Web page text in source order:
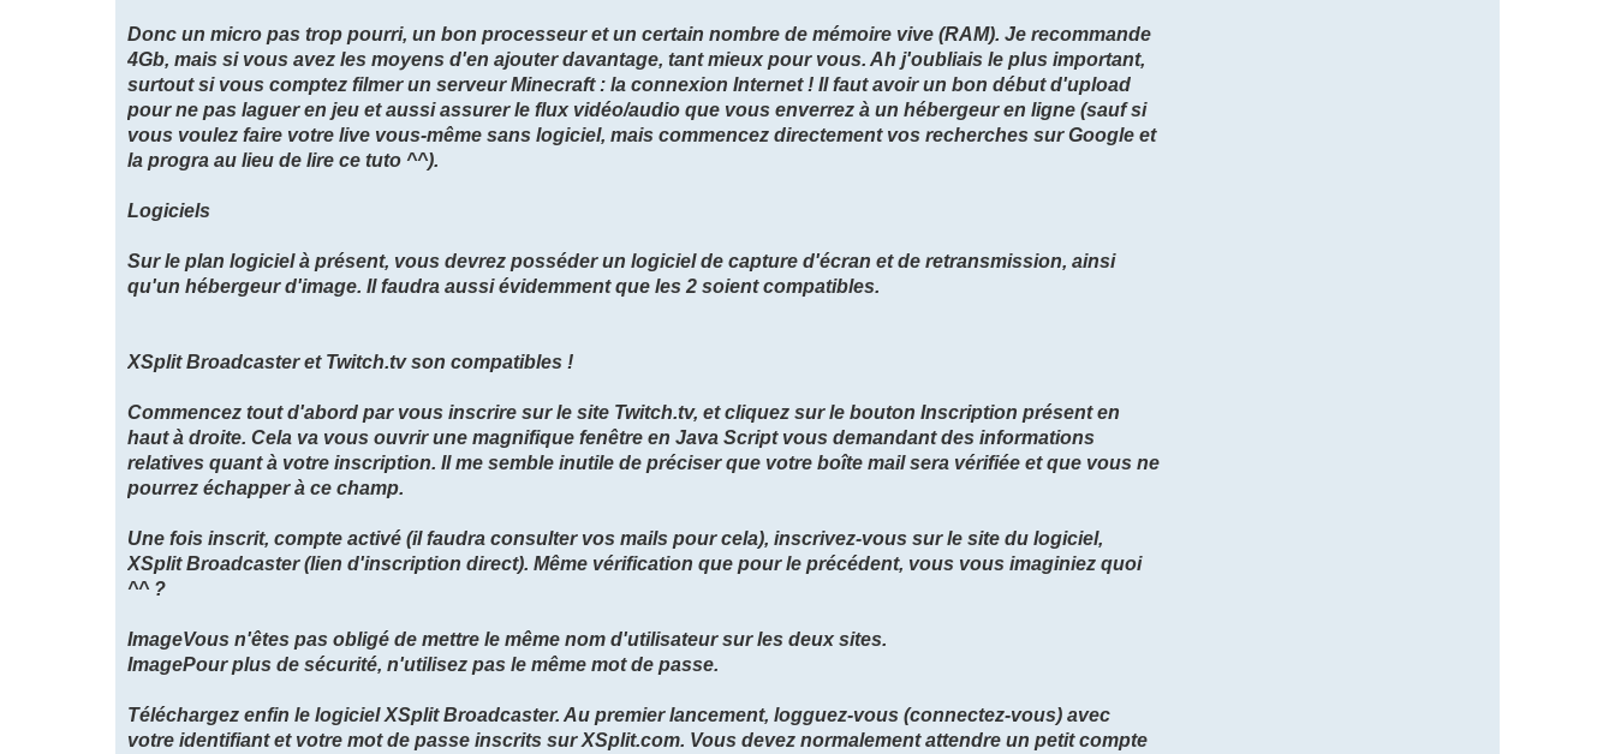
Donc un micro pas trop pourri, un bon processeur et un certain nombre de mémoire vive (RAM). Je recommande
4Gb, mais si vous avez les moyens d'en ajouter davantage, tant mieux pour vous. Ah j'oubliais le plus important,
surtout si vous comptez filmer un serveur Minecraft : la connexion Internet ! Il faut avoir un bon début d'upload
pour ne pas laguer en jeu et aussi assurer le flux vidéo/audio que vous enverrez à un hébergeur en ligne (sauf si
vous voulez faire votre live vous-même sans logiciel, mais commencez directement vos recherches sur Google et
la progra au lieu de lire ce tuto ^^).
Logiciels
Sur le plan logiciel à présent, vous devrez posséder un logiciel de capture d'écran et de retransmission, ainsi
qu'un hébergeur d'image. Il faudra aussi évidemment que les 2 soient compatibles.
XSplit Broadcaster et Twitch.tv son compatibles !
Commencez tout d'abord par vous inscrire sur le site Twitch.tv, et cliquez sur le bouton Inscription présent en
haut à droite. Cela va vous ouvrir une magnifique fenêtre en Java Script vous demandant des informations
relatives quant à votre inscription. Il me semble inutile de préciser que votre boîte mail sera vérifiée et que vous ne
pourrez échapper à ce champ.
Une fois inscrit, compte activé (il faudra consulter vos mails pour cela), inscrivez-vous sur le site du logiciel,
XSplit Broadcaster (lien d'inscription direct). Même vérification que pour le précédent, vous vous imaginiez quoi
^^ ?
ImageVous n'êtes pas obligé de mettre le même nom d'utilisateur sur les deux sites.
ImagePour plus de sécurité, n'utilisez pas le même mot de passe.
Téléchargez enfin le logiciel XSplit Broadcaster. Au premier lancement, logguez-vous (connectez-vous) avec
votre identifiant et votre mot de passe inscrits sur XSplit.com. Vous devez normalement attendre un petit compte